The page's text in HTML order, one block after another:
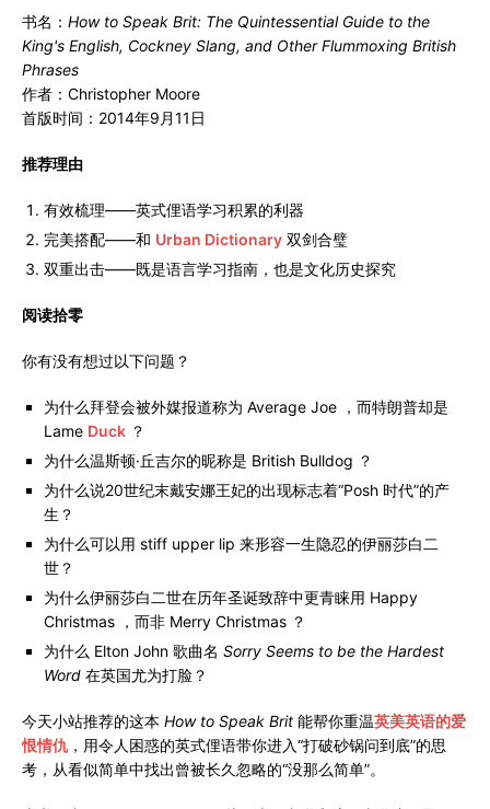
书名： How to Speak Brit: The Quintessential Guide to the
King's English, Cockney Slang, and Other Flummoxing British
Phrases
作者：Christopher Moore
首版时间：2014年9月11日
推荐理由
有效梳理——英式俚语学习积累的利器
完美搭配——和 Urban Dictionary 双剑合璧
双重出击——既是语言学习指南，也是文化历史探究
阅读拾零
你有没有想过以下问题？
为什么拜登会被外媒报道称为 Average Joe ，而特朗普却是
Lame Duck ？
为什么温斯顿·丘吉尔的昵称是 British Bulldog ？
为什么说20世纪末戴安娜王妃的出现标志着“Posh 时代”的产
生？
为什么可以用 stiff upper lip 来形容一生隐忍的伊丽莎白二
世？
为什么伊丽莎白二世在历年圣诞致辞中更青睐用 Happy
Christmas ，而非 Merry Christmas ？
为什么 Elton John 歌曲名 Sorry Seems to be the Hardest
Word 在英国尤为打脸？
今天小站推荐的这本 How to Speak Brit 能帮你重温英美英语的爱
恨情仇，用令人困惑的英式俚语带你进入“打破砂锅问到底”的思
考，从看似简单中找出曾被长久忽略的“没那么简单”。